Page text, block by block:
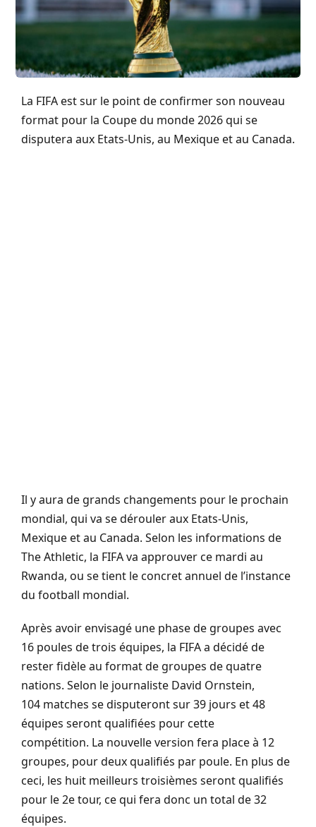
La FIFA est sur le point de confirmer son nouveau
format pour la Coupe du monde 2026 qui se
disputera aux Etats-Unis, au Mexique et au Canada.
Il y aura de grands changements pour le prochain
mondial, qui va se dérouler aux Etats-Unis,
Mexique et au Canada. Selon les informations de
TheAthletic, la FIFA va approuver ce mardi au
Rwanda, ou se tient le concret annuel de l’instance
du football mondial.
Après avoir envisagé une phase de groupes avec
16 poules de trois équipes, la FIFA a décidé de
rester fidèle au format de groupes de quatre
nations. Selon le journaliste David Ornstein,
104 matches se disputeront sur 39 jours et 48
équipes seront qualifiées pour cette
compétition. La nouvelle version fera place à 12
groupes, pour deux qualifiés par poule. En plus de
ceci, les huit meilleurs troisièmes seront qualifiés
pour le 2e tour, ce qui fera donc un total de 32
équipes.